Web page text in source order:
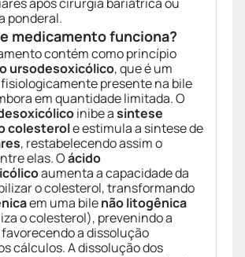
ponderal.
medicamento funciona?
contém como princípio
ursodesoxicólico, que é um
fisiologicamente presente na bile
em quantidade limitada. O
inibe asintese
colesterole estimula a sintese de
, restabelecendo assim o
elas. Oácido
aumenta a capacidade da
o colesterol, transformando
em uma bilenão litogênica
o colesterol), prevenindo a
a dissolução
cálculos. A dissolução dos